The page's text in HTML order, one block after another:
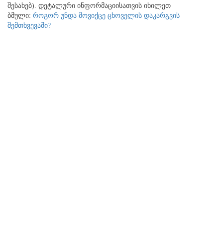
შესახებ). დეტალური ინფორმაციისათვის იხილეთ
ბმული: როგორ უნდა მოვიქცე ცხოველის დაკარგვის
შემთხვევაში?